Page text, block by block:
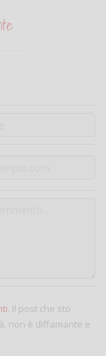
. Il post che sto
non è diffamante e